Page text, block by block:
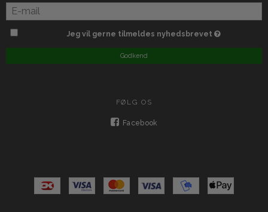
Jeg vil gerne tilmeldes nyhedsbrevet
Godkend
FØLG OS
Facebook